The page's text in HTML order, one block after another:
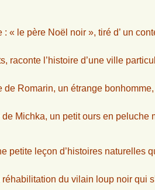
« le père Noël noir », tiré d’ un
raconte l’histoire d’une ville
de Romarin, un étrange
Michka, un petit ours en
petite leçon d’histoires naturelles
du vilain loup noir qui